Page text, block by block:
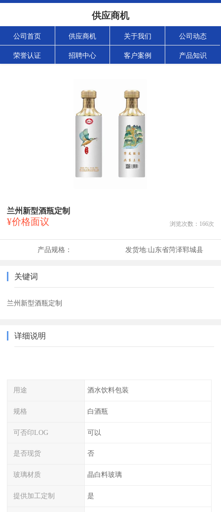
供应商机
公司首页 供应商机 关于我们 公司动态
荣誉认证 招聘中心 客户案例 产品知识
兰州新型酒瓶定制
¥价格面议 浏览次数： 166次
产品规格： 发货地:山东省菏泽郓城县
关键词
兰州新型酒瓶定制
详细说明
用途 酒水饮料包装
规格 白酒瓶
可否印LOG 可以
是否现货 否
玻璃材质 晶白料玻璃
提供加工定制 是